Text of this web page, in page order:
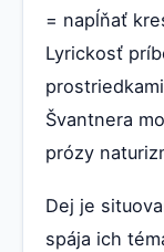
= napĺňať
Lyrickosť
Švantnera
prózy
Dej je
spája ich